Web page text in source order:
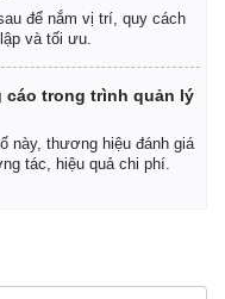
để nắm vị trí, quy cách
và tối ưu.
cáo trong trình quản lý
này, thương hiệu đánh giá
tác, hiệu quả chi phí.